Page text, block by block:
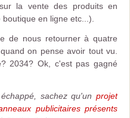
la vente des produits en
en ligne etc...).
de nous retourner à quatre
on pense avoir tout vu.
2034? Ok, c'est pas gagné
sachez qu'un projet
publicitaires présents